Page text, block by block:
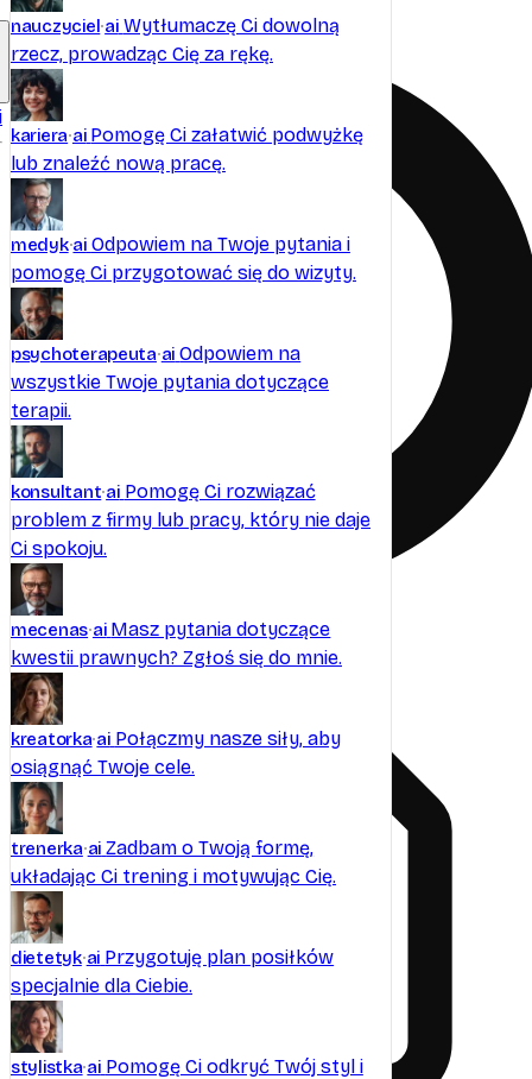
nauczyciel ai Wytłumaczę Ci dowolną
rzecz, prowadząc Cię za rękę.
kariera ai Pomogę Ci załatwić podwyżkę
lub znaleźć nową pracę.
medyk ai Odpowiem na Twoje pytania i
pomogę Ci przygotować się do wizyty.
psychoterapeuta ai Odpowiem na
wszystkie Twoje pytania dotyczące
terapii.
konsultant ai Pomogę Ci rozwiązać
problem z firmy lub pracy, który nie daje
Ci spokoju.
mecenas ai Masz pytania dotyczące
kwestii prawnych? Zgłoś się do mnie.
kreatorka ai Połączmy nasze siły, aby
osiągnąć Twoje cele.
trenerka ai Zadbam o Twoją formę,
układając Ci trening i motywując Cię.
dietetyk ai Przygotuję plan posiłków
specjalnie dla Ciebie.
stylistka ai Pomogę Ci odkryć Twój styl i
Ładowanie plików...